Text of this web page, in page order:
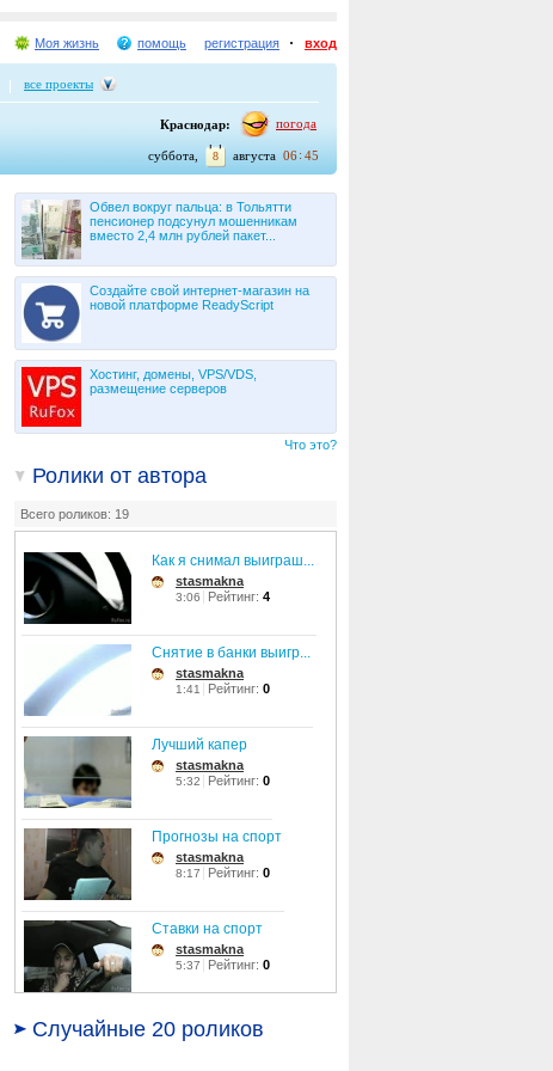
Моя жизнь помощь регистрация вход
все проекты
Краснодар: погода
06: 45
августа
8
суббота,
Обвел вокруг пальца: в Тольятти
пенсионер подсунул мошенникам
вместо 2,4 млн рублей пакет...
Создайте свой интернет-магазин на
новой платформе ReadyScript
Хостинг, домены, VPS/VDS,
размещение серверов
Что это?
Ролики от автора
Всего роликов: 19
Как я снимал выиграш...
stasmakna
3:06 Рейтинг: 4
Снятие в банки выигр...
stasmakna
1:41 Рейтинг: 0
Лучший капер
stasmakna
5:32 Рейтинг: 0
Прогнозы на спорт
stasmakna
8:17 Рейтинг: 0
Ставки на спорт
stasmakna
5:37 Рейтинг: 0
Бесплатные прогнозы
stasmakna
Случайные 20 роликов